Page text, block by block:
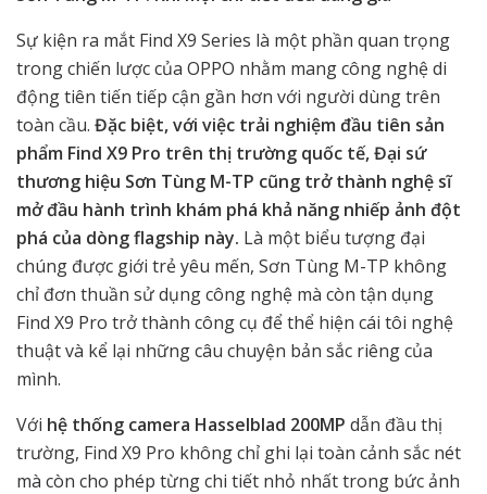
Sự kiện ra mắt Find X9 Series là một phần quan trọng
trong chiến lược của OPPO nhằm mang công nghệ di
động tiên tiến tiếp cận gần hơn với người dùng trên
toàn cầu. Đặc biệt, với việc trải nghiệm đầu tiên sản
phẩm Find X9 Pro trên thị trường quốc tế, Đại sứ
thương hiệu Sơn Tùng M-TP cũng trở thành nghệ sĩ
mở đầu hành trình khám phá khả năng nhiếp ảnh đột
phá của dòng flagship này. Là một biểu tượng đại
chúng được giới trẻ yêu mến, Sơn Tùng M-TP không
chỉ đơn thuần sử dụng công nghệ mà còn tận dụng
Find X9 Pro trở thành công cụ để thể hiện cái tôi nghệ
thuật và kể lại những câu chuyện bản sắc riêng của
mình.
Với hệ thống camera Hasselblad 200MP dẫn đầu thị
trường, Find X9 Pro không chỉ ghi lại toàn cảnh sắc nét
mà còn cho phép từng chi tiết nhỏ nhất trong bức ảnh